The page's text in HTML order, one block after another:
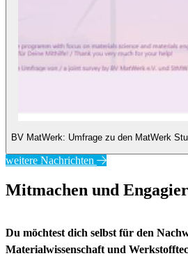
BV MatWerk: Umfrage zu den MatWerk
weitere Nachrichten
Mitmachen und
Du möchtest dich selbst für den
Materialwissenschaft und